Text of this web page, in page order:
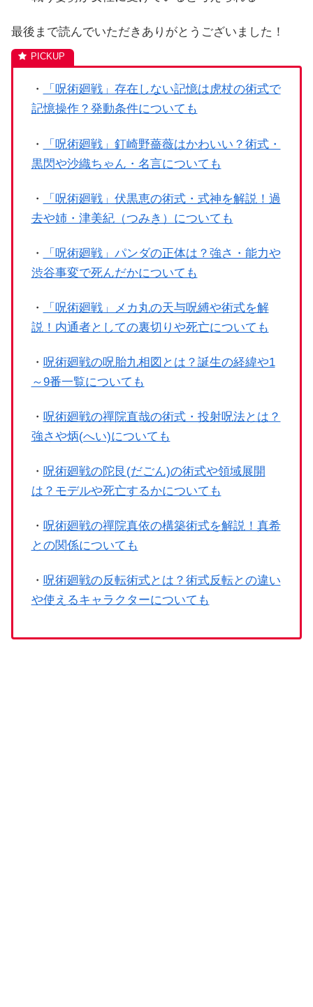
最後まで読んでいただきありがとうございました！
・
「呪術廻戦」存在しない記憶は虎杖の術式で
記憶操作？発動条件についても
・
「呪術廻戦」釘崎野薔薇はかわいい？術式・
黒閃や沙織ちゃん・名言についても
・
「呪術廻戦」伏黒恵の術式・式神を解説！過
去や姉・津美紀（つみき）についても
・
「呪術廻戦」パンダの正体は？強さ・能力や
渋谷事変で死んだかについても
・
「呪術廻戦」メカ丸の天与呪縛や術式を解
説！内通者としての裏切りや死亡についても
・ 呪術廻戦の呪胎九相図とは？誕生の経緯や1
～9番一覧についても
・ 呪術廻戦の禪院直哉の術式・投射呪法とは？
強さや炳(へい)についても
・ 呪術廻戦の陀艮(だごん)の術式や領域展開
は？モデルや死亡するかについても
・ 呪術廻戦の禪院真依の構築術式を解説！真希
との関係についても
・ 呪術廻戦の反転術式とは？術式反転との違い
や使えるキャラクターについても